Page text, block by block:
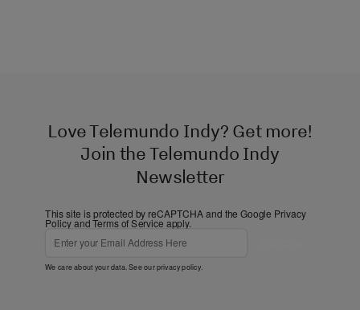
Love Telemundo Indy? Get more!
Join the Telemundo Indy
Newsletter
This site is protected by reCAPTCHA and the Google Privacy
PolicyandTerms of Service apply.
We care about your data. See ourprivacy policy.